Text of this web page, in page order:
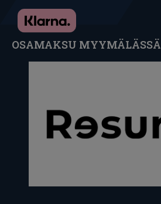
OSAMAKSU MYYMÄLÄSSÄ